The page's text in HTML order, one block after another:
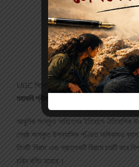
UGC সিলেবাস অনুসারে B.A-তে পাঠ্য
মহাকবি শ্রীমদম্বিকাদত্ত ব্যাস বিরচিতম
আধুনিক সংস্কৃত সাহিত্যের ইতিহাসে ঐতিহাসিক
শ্রেষ্ঠ সংস্কৃত উপন্যাসিক পণ্ডিত অঙ্গিকাদও
তিনটি ‘বিরাম’ এবং প্রত্যেকটি বিরামে চারটি করে
চরিন বর্ণিত হয়েছে।